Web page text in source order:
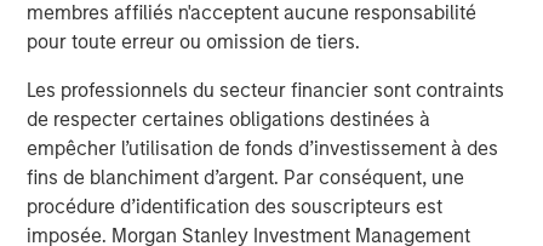
membres affiliés n'acceptent aucune responsabilité
pour toute erreur ou omission de tiers.
Les professionnels du secteur financier sont contraints
de respecter certaines obligations destinées à
empêcher l’utilisation de fonds d’investissement à des
fins de blanchiment d’argent. Par conséquent, une
procédure d’identification des souscripteurs est
imposée. Morgan Stanley Investment Management
About Morgan Stanley Investment Management
Morgan Stanley Investment Management, together with
its investment advisory affiliates, has more than 1,300
investment professionals around the world and $1.4
trillion in assets under management or supervision as of
March 31, 2023. Morgan Stanley Investment Management
strives to provide outstanding long-term investment